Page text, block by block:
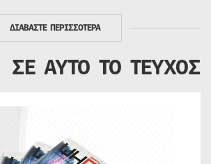
ΔΙΑΒΑΣΤΕ ΠΕΡΙΣΣΟΤΕΡΑ
ΣΕ ΑΥΤΟ ΤΟ ΤΕΥΧΟΣ